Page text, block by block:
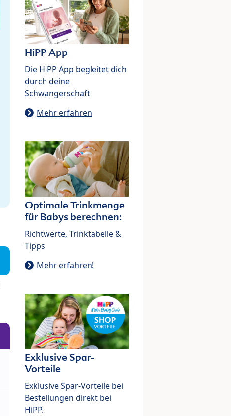
HiPP App
Die HiPP App begleitet dich
durch deine
Schwangerschaft
Mehr erfahren
Optimale Trinkmenge
für Babys berechnen:
Richtwerte, Trinktabelle &
Tipps
Mehr erfahren!
Exklusive Spar-
Vorteile
Exklusive Spar-Vorteile bei
Bestellungen direkt bei
HiPP.